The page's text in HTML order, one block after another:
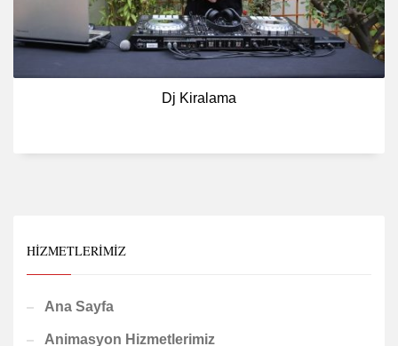
Dj Kiralama
HIZMETLERIMIZ
Ana Sayfa
Animasyon Hizmetlerimiz